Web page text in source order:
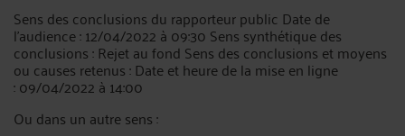
Sens des conclusions du rapporteur public Date de
l’audience : 12/04/2022 à 09:30 Sens synthétique des
conclusions : Rejet au fond Sens des conclusions et moyens
ou causes retenus : Date et heure de la mise en ligne
: 09/04/2022 à 14:00
Ou dans un autre sens :